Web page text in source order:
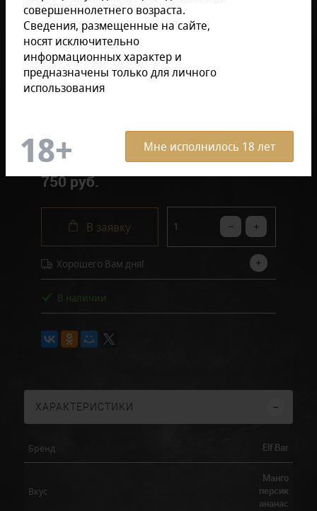
совершеннолетнего возраста.
Сведения, размещенные на сайте,
носят исключительно
информационных характер и
предназначены только для личного
использования
Мне исполнилось 18 лет
750 руб.
В заявку
Хорошего Вам дня!
В наличии
ХАРАКТЕРИСТИКИ
Бренд Elf Bar
Вкус
Манго
персик
ананас